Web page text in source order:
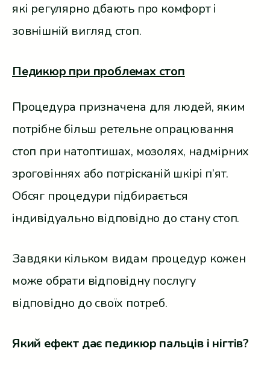
які регулярно дбають про комфорт і
зовнішній вигляд стоп.
Педикюр при проблемах стоп
Процедура призначена для людей, яким
потрібне більш ретельне опрацювання
стоп при натоптишах, мозолях, надмірних
зроговіннях або потрісканій шкірі п’ят.
Обсяг процедури підбирається
індивідуально відповідно до стану стоп.
Завдяки кільком видам процедур кожен
може обрати відповідну послугу
відповідно до своїх потреб.
Який ефект дає педикюр пальців і нігтів?